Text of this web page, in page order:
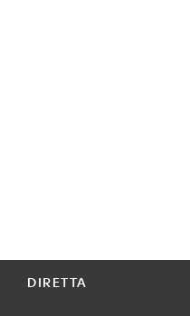
DIRETTA